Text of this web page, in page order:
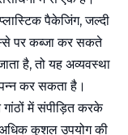
पैकेजिंग, जल्दी
पर कब्जा कर सकते
है, तो यह अव्यवस्था
कर सकता है।
गांठों में संपीड़ित करके
अधिक कुशल उपयोग की